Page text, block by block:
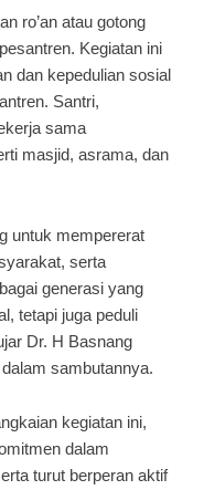
ro’an atau gotong
Kegiatan ini
dan kepedulian sosial
Santri,
sama
masjid, asrama, dan
untuk mempererat
serta
generasi yang
tetapi juga peduli
Dr. H Basnang
sambutannya.
kegiatan ini,
dalam
turut berperan aktif